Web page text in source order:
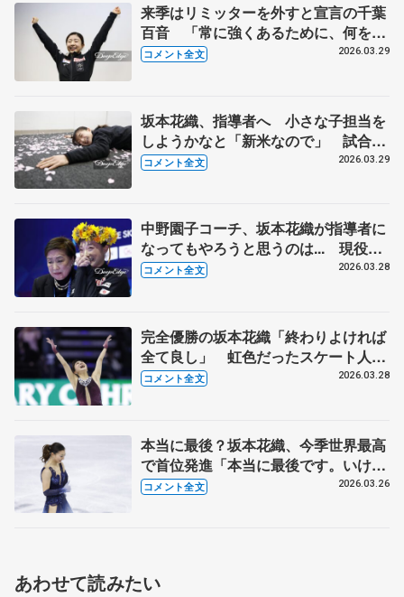
来季はリミッターを外すと宣言の千葉
百音 「常に強くあるために、何をし
たらいいのか考える」【世界フィギュ
コメント全文 2026.03.29
坂本花織、指導者へ 小さな子担当を
しようかなと「新米なので」 試合後
「人生初でスコーン食べた」、報道陣
コメント全文 2026.03.29
中野園子コーチ、坂本花織が指導者に
なってもやろうと思うのは... 現役は
「今日で終わり。楽しんで帰ってくれ
コメント全文 2026.03.28
完全優勝の坂本花織「終わりよければ
全て良し」 虹色だったスケート人
生、これからの人生にプラスするの
コメント全文 2026.03.28
本当に最後？坂本花織、今季世界最高
で首位発進「本当に最後です。いけな
い、いけない。何もいけへん」【世界
コメント全文 2026.03.26
あわせて読みたい